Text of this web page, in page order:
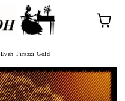
Evah Pirazzi Gold